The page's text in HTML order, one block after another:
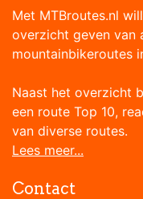
Met MTBroutes.nl
overzicht geven van
mountainbikeroutes
Naast het overzicht
een route Top 10,
van diverse routes.
Lees meer...
Contact